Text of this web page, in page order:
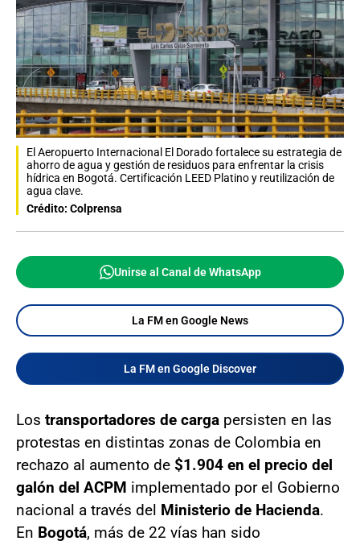
El Aeropuerto Internacional El Dorado fortalece su estrategia de
ahorro de agua y gestión de residuos para enfrentar la crisis
hídrica en Bogotá. Certificación LEED Platino y reutilización de
agua clave.
Crédito: Colprensa
Unirse al Canal de WhatsApp
La FM en Google News
La FM en Google Discover
Los transportadores de carga persisten en las
protestas en distintas zonas de Colombia en
rechazo al aumento de $1.904 en el precio del
galón del ACPM implementado por el Gobierno
nacional a través del Ministerio de Hacienda.
En Bogotá, más de 22 vías han sido